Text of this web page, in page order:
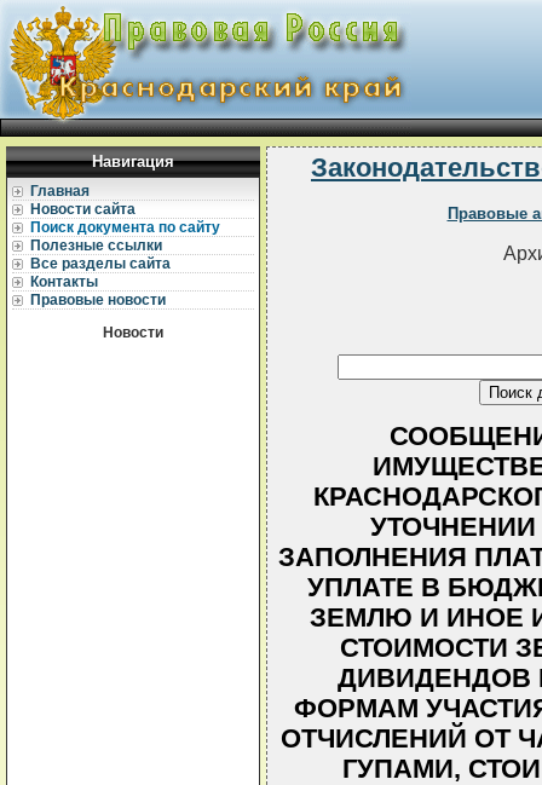
Навигация
Главная
Новости сайта
Поиск документа по сайту
Полезные ссылки
Все разделы сайта
Контакты
Правовые новости
Новости
Правовые
УТОЧНЕНИИ
ЗАПОЛНЕНИЯ
УПЛАТЕ В
ЗЕМЛЮ И ИНОЕ
СТОИМОСТИ
ДИВИДЕНДОВ
ФОРМАМ
ОТЧИСЛЕНИЙ ОТ
ГУПАМИ,